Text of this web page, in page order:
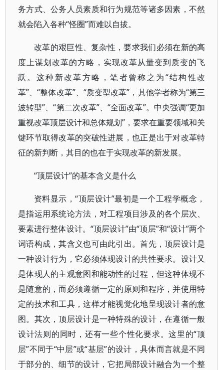
务方式、公务人员素质和行为规范等诸多因素，不然
就会陷入各种“怪圈”而难以自拔。
改革的艰巨性、复杂性，要求我们必须在新的高
度上谋划改革的方略，实现改革从量变到质变的飞
跃。这种新改革方略，笔者曾称之为“结构性改
革”、“整体改革”、“质变型改革”，其他学者称为“第三
波转型”、“第二次改革”、“全面改革”。中央强调“更加
重视改革顶层设计和总体规划”，要求在重要领域和关
键环节取得改革的突破性进展，也正是出于对改革特
征的新判断，其目的也在于实现改革的新发展。
“顶层设计”的基本含义是什么
资料显示，“顶层设计”最初是一个工程学概念，
是指运用系统论方法，对工程项目涉及的各个层次、
要素进行整体设计。“顶层设计”由“顶层”和“设计”两个
词语构成，其含义也可由此引出。首先，顶层设计是
一种设计行为，它必须体现设计的共性要求。设计又
是体现人的主观意图和能动性的过程，但这种体现不
是随意的，而必须遵循一定的原则和程序，并使用特
定的技术和工具，这样才能视觉化地呈现设计者的意
图。其次，顶层设计是一种特殊的设计，在遵循一般
设计法则的同时，还有一些个性化要求。这里的“顶
层”不同于“中层”或“基层”的设计，具体而言就是不同
于部分的、细节的设计，它把局部设计融合为一个整